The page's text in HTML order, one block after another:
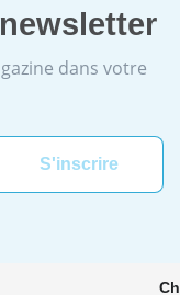
dans votre